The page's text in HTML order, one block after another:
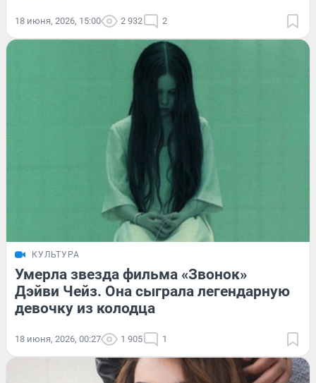
18 июня, 2026, 15:00 2 932 2
КУЛЬТУРА
Умерла звезда фильма «Звонок»
Дэйви Чейз. Она сыграла легендарную
девочку из колодца
18 июня, 2026, 00:27 1 905 1